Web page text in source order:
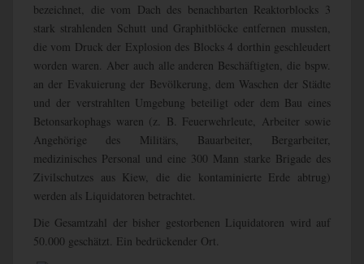
bezeichnet, die vom Dach des benachbarten Reaktorblocks 3
stark strahlenden Schutt und Graphitblöcke entfernen mussten,
die vom Druck der Explosion des Blocks 4 dorthin geschleudert
worden waren. Aber auch alle anderen Beschäftigten, die bspw.
an der Evakuierung der Bevölkerung, dem Waschen der Städte
und der verstrahlten Umgebung beteiligt oder dem Bau eines
Betonsarkophags waren (z. B. Feuerwehrleute, Arbeiter sowie
Angehörige des Militärs, Bauarbeiter, Bergarbeiter,
medizinisches Personal und eine 300 Mann starke Brigade des
Zivilschutzes aus Kiew, die die kontaminierte Erde abtrug)
werden als Liquidatoren betrachtet.
Die Gesamtzahl der bisher gestorbenen Liquidatoren wird auf
50.000 geschätzt. Ein bedrückender Ort.